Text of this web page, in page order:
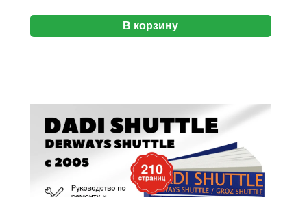
В корзину